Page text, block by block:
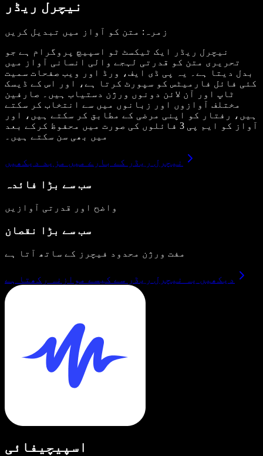
نیچرل ریڈر
زمرہ: متن کو آواز میں تبدیل کریں
نیچرل ریڈر ایک ٹیکسٹ ٹو اسپیچ پروگرام ہے جو
تحریری متن کو قدرتی لہجے والی انسانی آواز میں
بدل دیتا ہے۔ یہ پی ڈی ایف، ورڈ اور ویب صفحات سمیت
کئی فائل فارمیٹس کو سپورٹ کرتا ہے، اور اس کے ڈیسک
ٹاپ اور آن لائن دونوں ورژن دستیاب ہیں۔ صارفین
مختلف آوازوں اور زبانوں میں سے انتخاب کر سکتے
ہیں، رفتار کو اپنی مرضی کے مطابق کر سکتے ہیں، اور
آواز کو ایم پی 3 فائلوں کی صورت میں محفوظ کرکے بعد
میں بھی سن سکتے ہیں۔
نیچرل ریڈر کے بارے میں مزید دیکھیں
سب سے بڑا فائدہ
واضح اور قدرتی آوازیں
سب سے بڑا نقصان
مفت ورژن محدود فیچرز کے ساتھ آتا ہے
دیکھیں یہ نیچرل ریڈر سے کیسے موازنہ رکھتا ہے
اسپیچیفائی